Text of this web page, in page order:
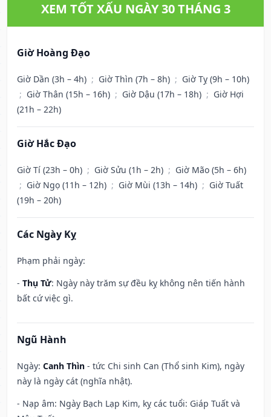
XEM TỐT XẤU NGÀY 30 THÁNG 3
Giờ Hoàng Đạo
Giờ Dần (3h – 4h) ; Giờ Thìn (7h – 8h) ; Giờ Tỵ (9h – 10h)
; Giờ Thân (15h – 16h) ; Giờ Dậu (17h – 18h) ; Giờ Hợi
(21h – 22h)
Giờ Hắc Đạo
Giờ Tí (23h – 0h) ; Giờ Sửu (1h – 2h) ; Giờ Mão (5h – 6h)
; Giờ Ngọ (11h – 12h) ; Giờ Mùi (13h – 14h) ; Giờ Tuất
(19h – 20h)
Các Ngày Kỵ
Phạm phải ngày:
- Thụ Tử: Ngày này trăm sự đều kỵ không nên tiến hành
bất cứ việc gì.
Ngũ Hành
Ngày: Canh Thìn - tức Chi sinh Can (Thổ sinh Kim), ngày
này là ngày cát (nghĩa nhật).
- Nạp âm: Ngày Bạch Lạp Kim, kỵ các tuổi: Giáp Tuất và